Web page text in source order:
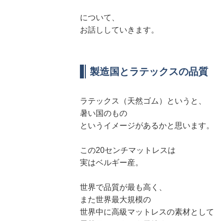
について、
お話ししていきます。
製造国とラテックスの品質
ラテックス（天然ゴム）というと、
暑い国のもの
というイメージがあるかと思います。
この20センチマットレスは
実はベルギー産。
世界で品質が最も高く、
また世界最大規模の
世界中に高級マットレスの素材として